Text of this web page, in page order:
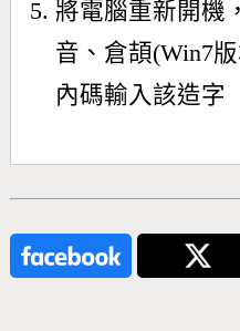
將電腦重新開機
音、倉頡(Win7
內碼輸入該造字